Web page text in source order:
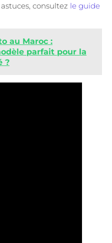
consultez le guide
au Maroc :
parfait pour la
?